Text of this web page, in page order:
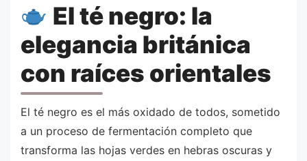
El té negro: la
elegancia británica
con raíces orientales
El té negro es el más oxidado de todos, sometido
a un proceso de fermentación completo que
transforma las hojas verdes en hebras oscuras y